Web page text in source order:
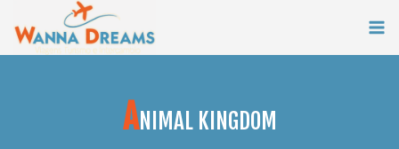
content
ANIMAL KINGDOM